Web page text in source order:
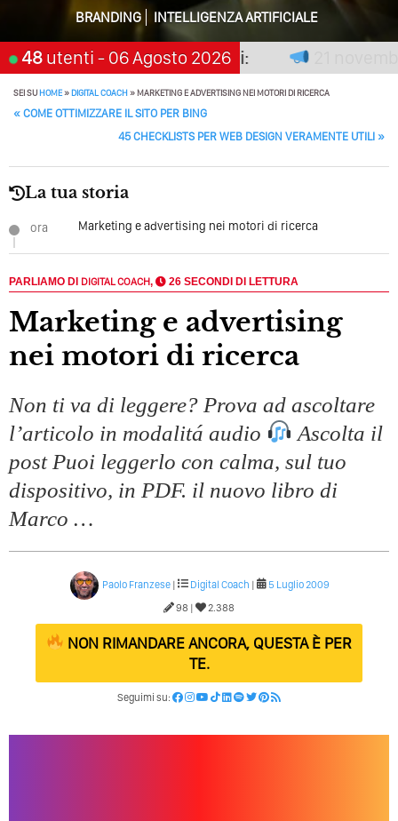
Perché Pubblicare Non Basta Più? Contenuti Di Valore O
Solo Rumore…
Perché Non Guadagni Sui Social Media? Probabilmente
Quali Sono Gli Errori Della Comunicazione Politica? Il
Caso Delle Braccia Incrociate
Come Promuoversi Nel Wedding? Il Mio Intervento Per
L’Accademia Del Wedding
BRANDING
INTELLIGENZA ARTIFICIALE
48 utenti - 06 Agosto 2026
premia chi aspetta, scegli: 21 novembre
SEI SUHOME»DIGITAL COACH»MARKETING E ADVERTISING NEI MOTORI DI RICERCA
POST NAVIGATION
« COME OTTIMIZZARE IL SITO PER BING
45 CHECKLISTS PER WEB DESIGN VERAMENTE UTILI »
La tua storia
ora Marketing e advertising nei motori di ricerca
PARLIAMO DI DIGITAL COACH, 26 SECONDI DI LETTURA
Marketing e advertising
nei motori di ricerca
Non ti va di leggere? Prova ad ascoltare
l’articolo in modalitá audio
Ascolta il
post Puoi leggerlo con calma, sul tuo
dispositivo, in PDF. il nuovo libro di
Marco …
Paolo Franzese | Digital Coach |
5 Luglio 2009
98 |
2.388
NON RIMANDARE ANCORA, QUESTA È PER
TE.
Seguimi su: